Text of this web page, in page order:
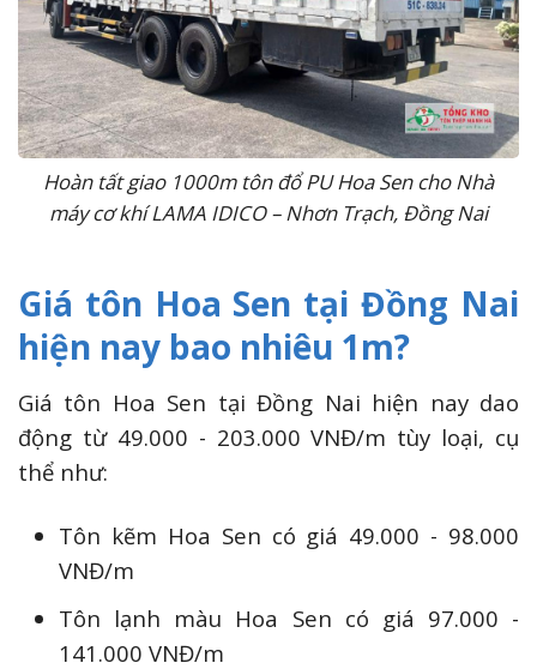
Hoàn tất giao 1000m tôn đổ PU Hoa Sen cho Nhà
máy cơ khí LAMA IDICO – Nhơn Trạch, Đồng Nai
Giá tôn Hoa Sen tại Đồng Nai
hiện nay bao nhiêu 1m?
Giá tôn Hoa Sen tại Đồng Nai hiện nay dao
động từ 49.000 - 203.000 VNĐ/m tùy loại, cụ
thể như:
Tôn kẽm Hoa Sen có giá 49.000 - 98.000
VNĐ/m
Tôn lạnh màu Hoa Sen có giá 97.000 -
141.000 VNĐ/m